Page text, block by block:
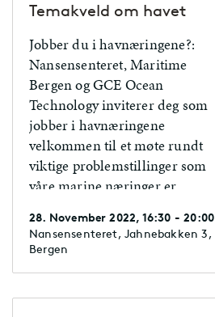
Temakveld om havet
Jobber du i havnæringene?:
Nansensenteret, Maritime
Bergen og GCE Ocean
Technology inviterer deg som
jobber i havnæringene
velkommen til et møte rundt
viktige problemstillinger som
våre marine næringer er
28. November 2022, 16:30 - 20:00
Nansensenteret, Jahnebakken 3,
Bergen